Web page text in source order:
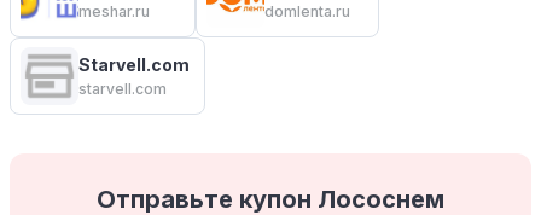
meshar.ru domlenta.ru
Starvell.com
starvell.com
Отправьте купон Лососнем